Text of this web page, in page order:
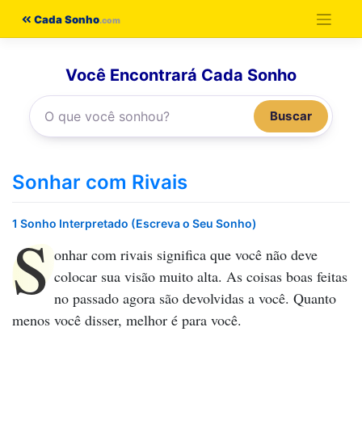
Cada Sonho
Você Encontrará Cada Sonho
Buscar
Sonhar com Rivais
1 Sonho Interpretado (Escreva o Seu Sonho)
S onhar com rivais significa que você não deve
colocar sua visão muito alta. As coisas boas feitas
no passado agora são devolvidas a você. Quanto
menos você disser, melhor é para você.